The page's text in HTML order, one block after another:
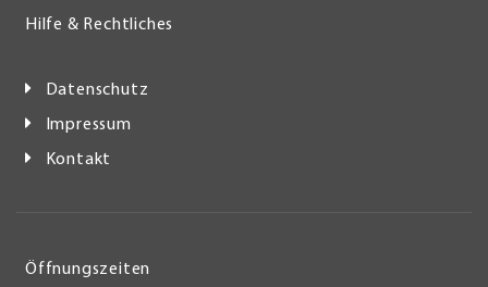
Hilfe & Rechtliches
Datenschutz
Impressum
Kontakt
Öffnungszeiten